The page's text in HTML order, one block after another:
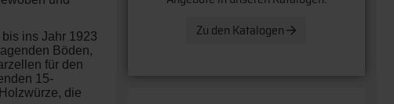
ins Jahr 1923
Böden,
für den
15-
die
Zu den Katalogen